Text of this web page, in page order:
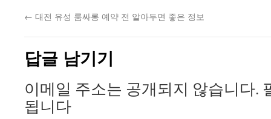
← 대전 유성 룸싸롱 예약 전 알아두면 좋은 정보
답글 남기기
이메일 주소는 공개되지 않습니다.
됩니다